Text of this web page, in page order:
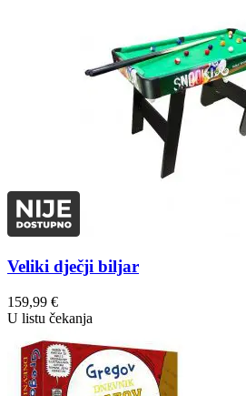
Veliki dječji biljar
159,99 €
U listu čekanja